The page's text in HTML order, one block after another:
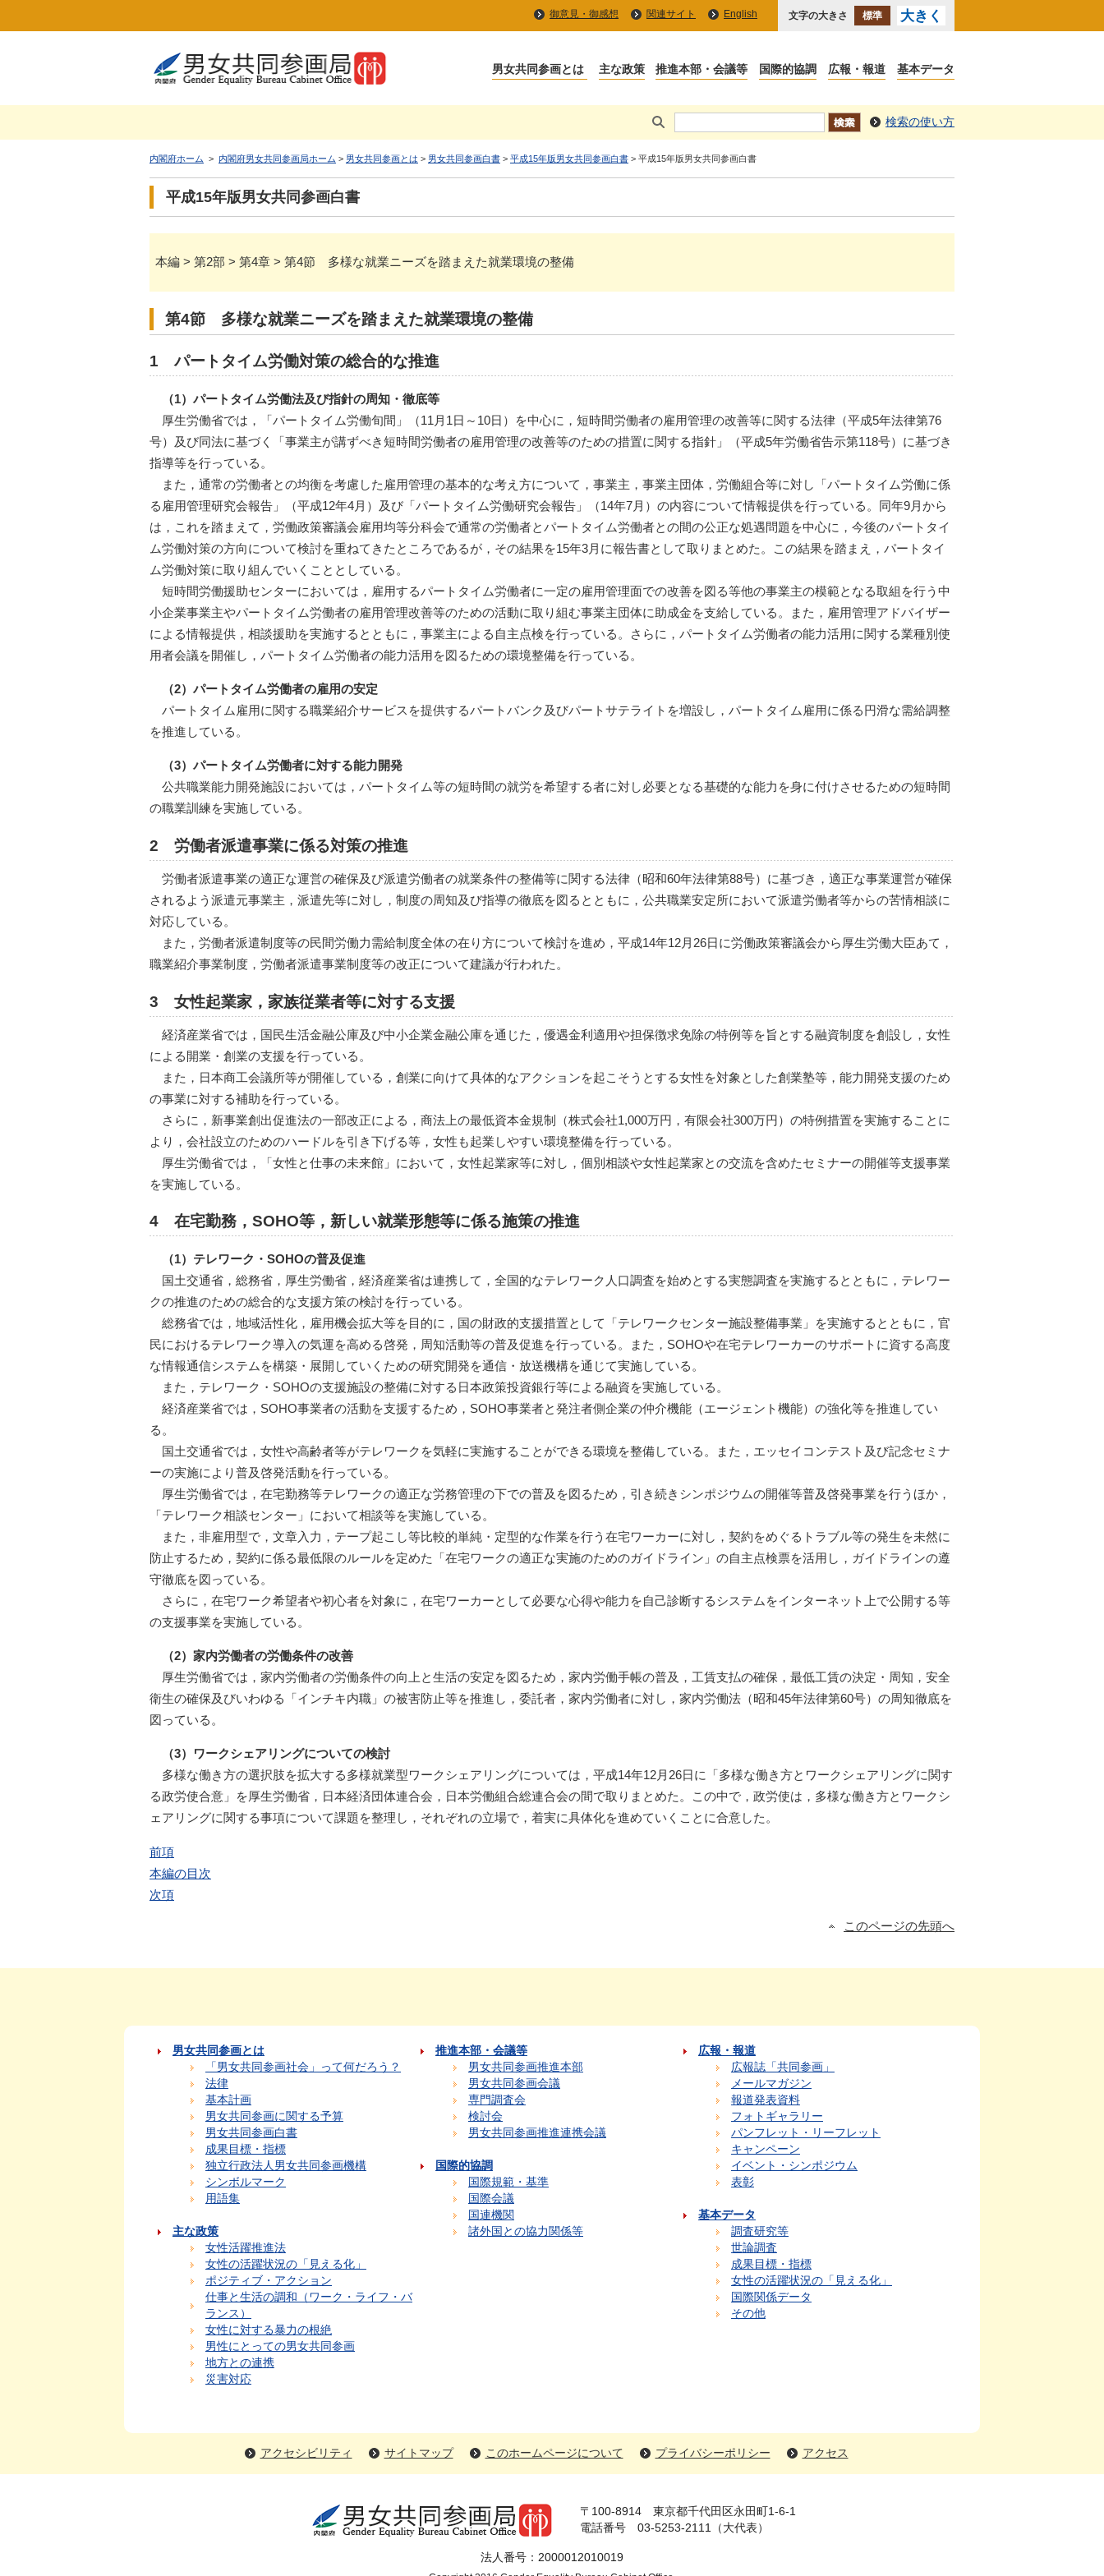
御意見・御感想 関連サイト English 文字の大きさ 標準 大きく
検索の使い方
内閣府ホーム > 内閣府男女共同参画局ホーム > 男女共同参画とは > 男女共同参画白書 > 平成15年版男女共同参画白書 > 平成15年版男女共同参画白書
平成15年版男女共同参画白書
本編 > 第2部 > 第4章 > 第4節 多様な就業ニーズを踏まえた就業環境の整備
第4節 多様な就業ニーズを踏まえた就業環境の整備
1 パートタイム労働対策の総合的な推進
（1）パートタイム労働法及び指針の周知・徹底等
厚生労働省では，「パートタイム労働旬間」（11月1日～10日）を中心に，短時間労働者の雇用管理の改善等に関する法律（平成5年法律第76
号）及び同法に基づく「事業主が講ずべき短時間労働者の雇用管理の改善等のための措置に関する指針」（平成5年労働省告示第118号）に基づき
指導等を行っている。
また，通常の労働者との均衡を考慮した雇用管理の基本的な考え方について，事業主，事業主団体，労働組合等に対し「パートタイム労働に係
る雇用管理研究会報告」（平成12年4月）及び「パートタイム労働研究会報告」（14年7月）の内容について情報提供を行っている。同年9月から
は，これを踏まえて，労働政策審議会雇用均等分科会で通常の労働者とパートタイム労働者との間の公正な処遇問題を中心に，今後のパートタイ
ム労働対策の方向について検討を重ねてきたところであるが，その結果を15年3月に報告書として取りまとめた。この結果を踏まえ，パートタイ
ム労働対策に取り組んでいくこととしている。
短時間労働援助センターにおいては，雇用するパートタイム労働者に一定の雇用管理面での改善を図る等他の事業主の模範となる取組を行う中
小企業事業主やパートタイム労働者の雇用管理改善等のための活動に取り組む事業主団体に助成金を支給している。また，雇用管理アドバイザー
による情報提供，相談援助を実施するとともに，事業主による自主点検を行っている。さらに，パートタイム労働者の能力活用に関する業種別使
用者会議を開催し，パートタイム労働者の能力活用を図るための環境整備を行っている。
（2）パートタイム労働者の雇用の安定
パートタイム雇用に関する職業紹介サービスを提供するパートバンク及びパートサテライトを増設し，パートタイム雇用に係る円滑な需給調整
を推進している。
（3）パートタイム労働者に対する能力開発
公共職業能力開発施設においては，パートタイム等の短時間の就労を希望する者に対し必要となる基礎的な能力を身に付けさせるための短時間
の職業訓練を実施している。
2 労働者派遣事業に係る対策の推進
労働者派遣事業の適正な運営の確保及び派遣労働者の就業条件の整備等に関する法律（昭和60年法律第88号）に基づき，適正な事業運営が確保
されるよう派遣元事業主，派遣先等に対し，制度の周知及び指導の徹底を図るとともに，公共職業安定所において派遣労働者等からの苦情相談に
対応している。
また，労働者派遣制度等の民間労働力需給制度全体の在り方について検討を進め，平成14年12月26日に労働政策審議会から厚生労働大臣あて，
職業紹介事業制度，労働者派遣事業制度等の改正について建議が行われた。
3 女性起業家，家族従業者等に対する支援
経済産業省では，国民生活金融公庫及び中小企業金融公庫を通じた，優遇金利適用や担保徴求免除の特例等を旨とする融資制度を創設し，女性
による開業・創業の支援を行っている。
また，日本商工会議所等が開催している，創業に向けて具体的なアクションを起こそうとする女性を対象とした創業塾等，能力開発支援のため
の事業に対する補助を行っている。
さらに，新事業創出促進法の一部改正による，商法上の最低資本金規制（株式会社1,000万円，有限会社300万円）の特例措置を実施することに
より，会社設立のためのハードルを引き下げる等，女性も起業しやすい環境整備を行っている。
厚生労働省では，「女性と仕事の未来館」において，女性起業家等に対し，個別相談や女性起業家との交流を含めたセミナーの開催等支援事業
を実施している。
4 在宅勤務，SOHO等，新しい就業形態等に係る施策の推進
（1）テレワーク・SOHOの普及促進
国土交通省，総務省，厚生労働省，経済産業省は連携して，全国的なテレワーク人口調査を始めとする実態調査を実施するとともに，テレワー
クの推進のための総合的な支援方策の検討を行っている。
総務省では，地域活性化，雇用機会拡大等を目的に，国の財政的支援措置として「テレワークセンター施設整備事業」を実施するとともに，官
民におけるテレワーク導入の気運を高める啓発，周知活動等の普及促進を行っている。また，SOHOや在宅テレワーカーのサポートに資する高度
な情報通信システムを構築・展開していくための研究開発を通信・放送機構を通じて実施している。
また，テレワーク・SOHOの支援施設の整備に対する日本政策投資銀行等による融資を実施している。
経済産業省では，SOHO事業者の活動を支援するため，SOHO事業者と発注者側企業の仲介機能（エージェント機能）の強化等を推進してい
る。
国土交通省では，女性や高齢者等がテレワークを気軽に実施することができる環境を整備している。また，エッセイコンテスト及び記念セミナ
ーの実施により普及啓発活動を行っている。
厚生労働省では，在宅勤務等テレワークの適正な労務管理の下での普及を図るため，引き続きシンポジウムの開催等普及啓発事業を行うほか，
「テレワーク相談センター」において相談等を実施している。
また，非雇用型で，文章入力，テープ起こし等比較的単純・定型的な作業を行う在宅ワーカーに対し，契約をめぐるトラブル等の発生を未然に
防止するため，契約に係る最低限のルールを定めた「在宅ワークの適正な実施のためのガイドライン」の自主点検票を活用し，ガイドラインの遵
守徹底を図っている。
さらに，在宅ワーク希望者や初心者を対象に，在宅ワーカーとして必要な心得や能力を自己診断するシステムをインターネット上で公開する等
の支援事業を実施している。
（2）家内労働者の労働条件の改善
厚生労働省では，家内労働者の労働条件の向上と生活の安定を図るため，家内労働手帳の普及，工賃支払の確保，最低工賃の決定・周知，安全
衛生の確保及びいわゆる「インチキ内職」の被害防止等を推進し，委託者，家内労働者に対し，家内労働法（昭和45年法律第60号）の周知徹底を
図っている。
（3）ワークシェアリングについての検討
多様な働き方の選択肢を拡大する多様就業型ワークシェアリングについては，平成14年12月26日に「多様な働き方とワークシェアリングに関す
る政労使合意」を厚生労働省，日本経済団体連合会，日本労働組合総連合会の間で取りまとめた。この中で，政労使は，多様な働き方とワークシ
ェアリングに関する事項について課題を整理し，それぞれの立場で，着実に具体化を進めていくことに合意した。
前項
本編の目次
次項
このページの先頭へ